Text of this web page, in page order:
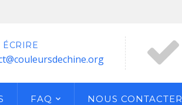
ÉCRIRE
FAQ NOUS CONTACTER